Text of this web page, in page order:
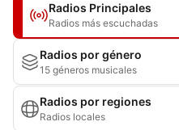
Radios Principales
Radios más escuchadas
Radios por género
15 géneros musicales
Radios por regiones
Radios locales